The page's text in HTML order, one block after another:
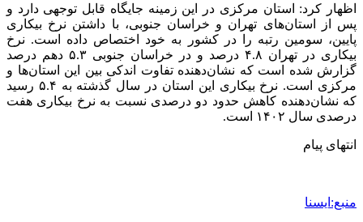
اظهار کرد: استان مرکزی در این زمینه جایگاه قابل توجهی دارد و
پس از استان‌های تهران و خراسان جنوبی، با داشتن نرخ بیکاری
پایین، سومین رتبه را در کشور به خود اختصاص داده است. نرخ
بیکاری در تهران ۴.۸ درصد و در خراسان جنوبی ۵.۳ دهم درصد
گزارش شده است که نشان‌دهنده تفاوت اندکی بین این استان‌ها و
مرکزی است. نرخ بیکاری این استان در سال گذشته به ۵.۴ رسید
که نشان‌دهنده کاهش حدود دو درصدی نسبت به نرخ بیکاری هفت
درصدی سال ۱۴۰۲ است.
انتهای پیام
منبع:ایسنا